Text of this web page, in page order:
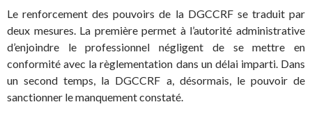
Le renforcement des pouvoirs de la DGCCRF se traduit par
deux mesures. La première permet à l’autorité administrative
d’enjoindre le professionnel négligent de se mettre en
conformité avec la règlementation dans un délai imparti. Dans
un second temps, la DGCCRF a, désormais, le pouvoir de
sanctionner le manquement constaté.